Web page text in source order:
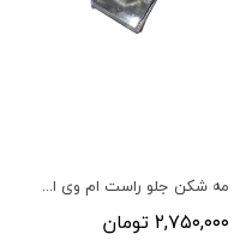
مه شکن جلو راست ام وی ام X33
۲,۷۵۰,۰۰۰ تومان